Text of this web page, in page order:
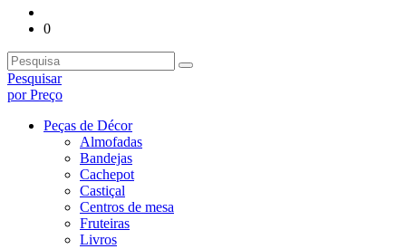
0
Pesquisar
por Preço
Peças de Décor
Almofadas
Bandejas
Cachepot
Castiçal
Centros de mesa
Fruteiras
Livros